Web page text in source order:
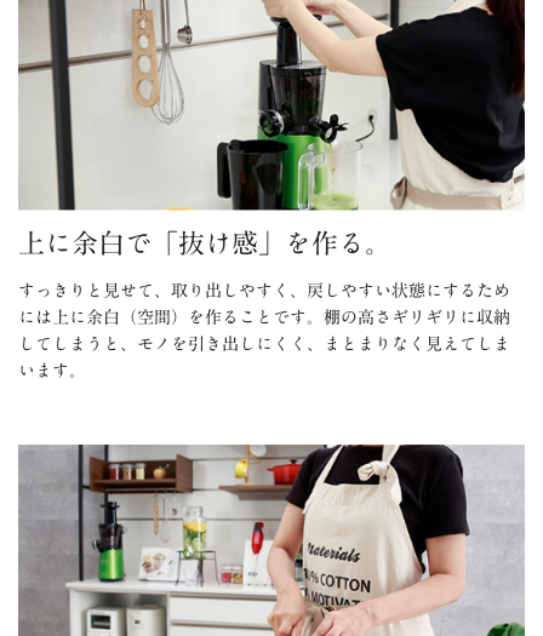
上に余白で「抜け感」を作る。
すっきりと見せて、取り出しやすく、戻しやすい状態にするため
には上に余白（空間）を作ることです。棚の高さギリギリに収納
してしまうと、モノを引き出しにくく、まとまりなく見えてしま
います。